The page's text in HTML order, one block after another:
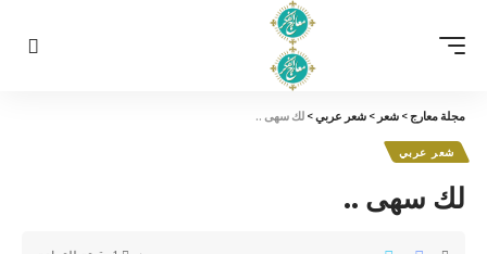
مجلة معارج> شعر > شعر عربي> لك سهى ..
شعر عربي
لك سهى ..